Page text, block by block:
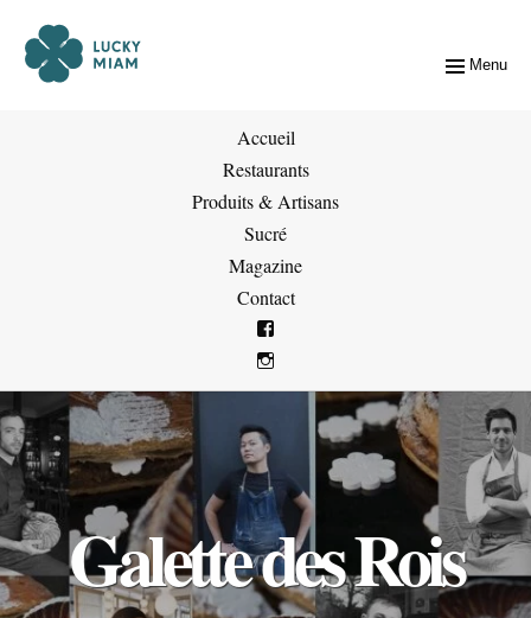
Menu
Accueil
Restaurants
Produits & Artisans
Sucré
Magazine
Contact
Galette des Rois